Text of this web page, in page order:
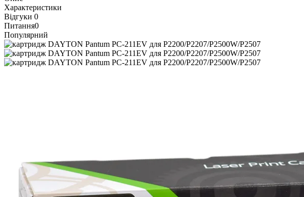
Характеристики
Відгуки 0
Питання0
Популярний